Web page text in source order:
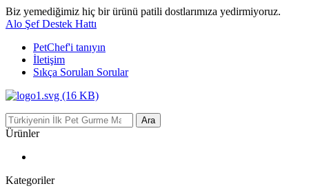
Biz yemediğimiz hiç bir ürünü patili dostlarımıza yedirmiyoruz.
Alo Şef Destek Hattı
PetChef'i tanıyın
İletişim
Sıkça Sorulan Sorular
Ara
Ürünler
Kategoriler